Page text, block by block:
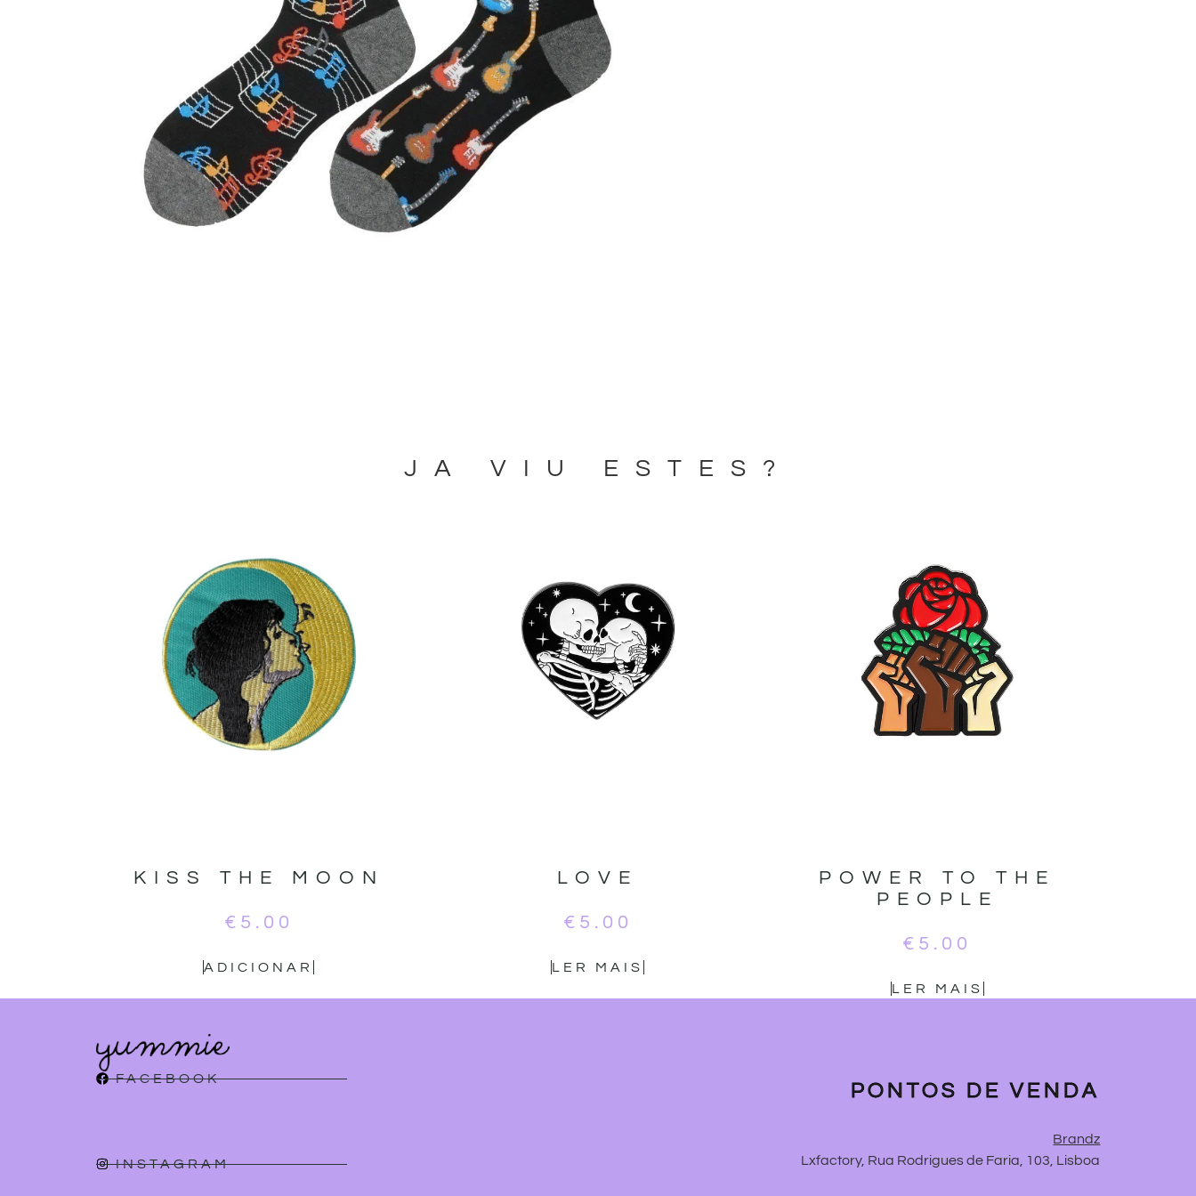
JA VIU ESTES?
KISS THE MOON
€ 5.00
ADICIONAR
LOVE
€ 5.00
LER MAIS
POWER TO THE
PEOPLE
€ 5.00
LER MAIS
FACEBOOK
INSTAGRAM
PONTOS DE VENDA
Brandz
Lxfactory, Rua Rodrigues de Faria, 103, Lisboa